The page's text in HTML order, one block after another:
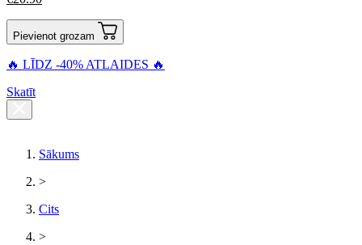
Pievienot grozam
🔥 LĪDZ -40% ATLAIDES 🔥
Skatīt
Sākums
>
Cits
>